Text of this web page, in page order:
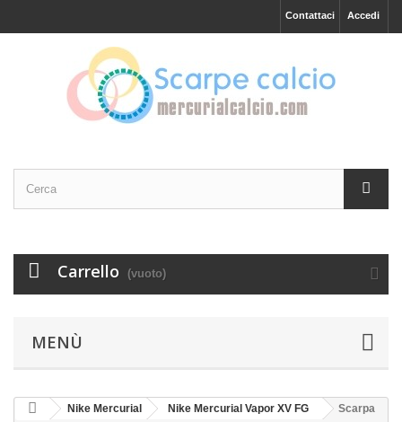
Accedi
Contattaci
Carrello (vuoto)
MENÙ
Nike Mercurial Nike Mercurial Vapor XV FG
Scarpa